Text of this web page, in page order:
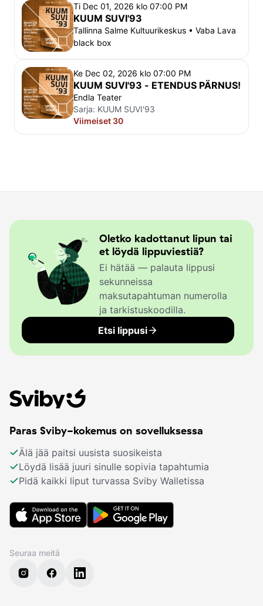
Ti Dec 01, 2026 klo 07:00 PM
KUUM SUVI'93
Tallinna Salme Kultuurikeskus • Vaba Lava
black box
Ke Dec 02, 2026 klo 07:00 PM
KUUM SUVI'93 - ETENDUS PÄRNUS!
Endla Teater
Sarja: KUUM SUVI'93
Viimeiset 30
Oletko kadottanut lipun tai
et löydä lippuviestiä?
Ei hätää — palauta lippusi
sekunneissa
maksutapahtuman numerolla
ja tarkistuskoodilla.
Etsi lippusi
Paras Sviby-kokemus on sovelluksessa
Älä jää paitsi uusista suosikeista
Löydä lisää juuri sinulle sopivia tapahtumia
Pidä kaikki liput turvassa Sviby Walletissa
Seuraa meitä